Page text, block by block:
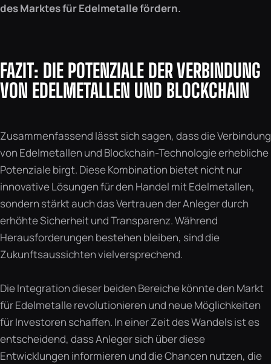
des Marktes für Edelmetalle fördern.
FAZIT: DIE POTENZIALE DER VERBINDUNG
VON EDELMETALLEN UND BLOCKCHAIN
Zusammenfassend lässt sich sagen, dass die Verbindung
von Edelmetallen und Blockchain-Technologie erhebliche
Potenziale birgt. Diese Kombination bietet nicht nur
innovative Lösungen für den Handel mit Edelmetallen,
sondern stärkt auch das Vertrauen der Anleger durch
erhöhte Sicherheit und Transparenz. Während
Herausforderungen bestehen bleiben, sind die
Zukunftsaussichten vielversprechend.
Die Integration dieser beiden Bereiche könnte den Markt
für Edelmetalle revolutionieren und neue Möglichkeiten
für Investoren schaffen. In einer Zeit des Wandels ist es
entscheidend, dass Anleger sich über diese
Entwicklungen informieren und die Chancen nutzen, die